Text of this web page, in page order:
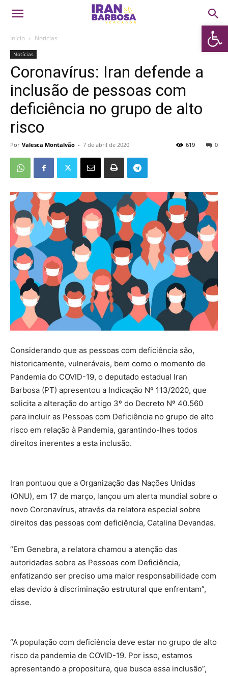
Abrir
Início Notícias
Notícias
Coronavírus: Iran defende a
inclusão de pessoas com
deficiência no grupo de alto
risco
Por Valesca Montalvão - 7 de abril de 2020 0
619
Considerando que as pessoas com deficiência são,
historicamente, vulneráveis, bem como o momento de
Pandemia do COVID-19, o deputado estadual Iran
Barbosa (PT) apresentou a Indicação Nº 113/2020, que
solicita a alteração do artigo 3º do Decreto Nº 40.560
para incluir as Pessoas com Deficiência no grupo de alto
risco em relação à Pandemia, garantindo-lhes todos
direitos inerentes a esta inclusão.
Iran pontuou que a Organização das Nações Unidas
(ONU), em 17 de março, lançou um alerta mundial sobre o
novo Coronavírus, através da relatora especial sobre
direitos das pessoas com deficiência, Catalina Devandas.
“Em Genebra, a relatora chamou a atenção das
autoridades sobre as Pessoas com Deficiência,
enfatizando ser preciso uma maior responsabilidade com
elas devido à discriminação estrutural que enfrentam”,
disse.
“A população com deficiência deve estar no grupo de alto
risco da pandemia de COVID-19. Por isso, estamos
apresentando a propositura, que busca essa inclusão”,